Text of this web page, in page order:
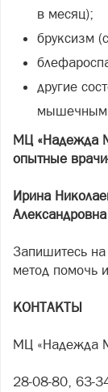
в месяц);
бруксизм
другие
мышечным
МЦ «Надежда
опытные
Ирина
Запишитесь
метод помочь
КОНТАКТЫ
МЦ «Надежда
28-08-80, 63-